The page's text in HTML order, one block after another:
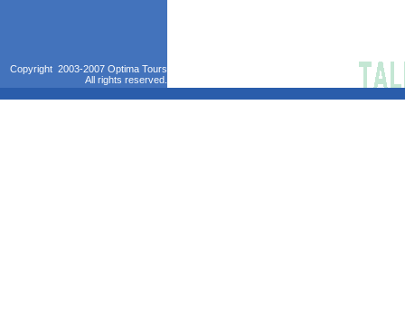
Copyright 2003-2007 Optima Tours
All rights reserved.